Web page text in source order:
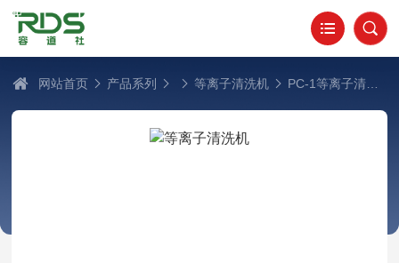
网站首页 产品系列 等离子清洗机 PC-1等离子清洗机